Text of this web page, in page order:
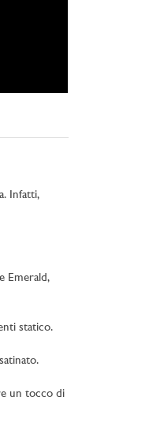
Infatti,
Emerald,
statico.
un tocco di